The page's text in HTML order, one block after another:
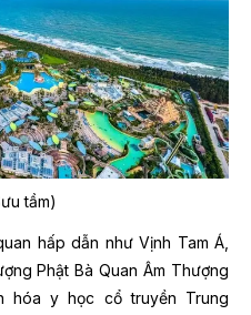
tầm)
hấp dẫn như Vịnh Tam Á,
Phật Bà Quan Âm Thượng
hóa y học cổ truyền Trung